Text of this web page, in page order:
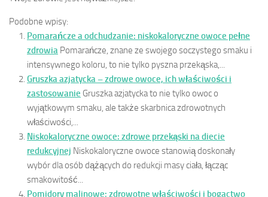
Podobne wpisy:
Pomarańcze a odchudzanie: niskokaloryczne owoce pełne
zdrowia Pomarańcze, znane ze swojego soczystego smaku i
intensywnego koloru, to nie tylko pyszna przekąska,...
Gruszka azjatycka – zdrowe owoce, ich właściwości i
zastosowanie Gruszka azjatycka to nie tylko owoc o
wyjątkowym smaku, ale także skarbnica zdrowotnych
właściwości,...
Niskokaloryczne owoce: zdrowe przekąski na diecie
redukcyjnej Niskokaloryczne owoce stanowią doskonały
wybór dla osób dążących do redukcji masy ciała, łącząc
smakowitość...
Pomidory malinowe: zdrowotne właściwości i bogactwo